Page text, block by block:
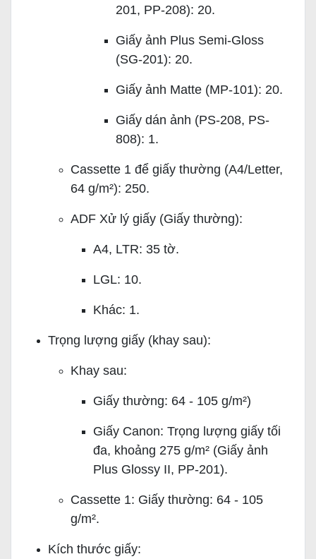
201, PP-208): 20.
Giấy ảnh Plus Semi-Gloss
(SG-201): 20.
Giấy ảnh Matte (MP-101): 20.
Giấy dán ảnh (PS-208, PS-
808): 1.
Cassette 1 để giấy thường (A4/Letter,
64 g/m²): 250.
ADF Xử lý giấy (Giấy thường):
A4, LTR: 35 tờ.
LGL: 10.
Khác: 1.
Trọng lượng giấy (khay sau):
Khay sau:
Giấy thường: 64 - 105 g/m²)
Giấy Canon: Trọng lượng giấy tối
đa, khoảng 275 g/m² (Giấy ảnh
Plus Glossy II, PP-201).
Cassette 1: Giấy thường: 64 - 105
g/m².
Kích thước giấy: